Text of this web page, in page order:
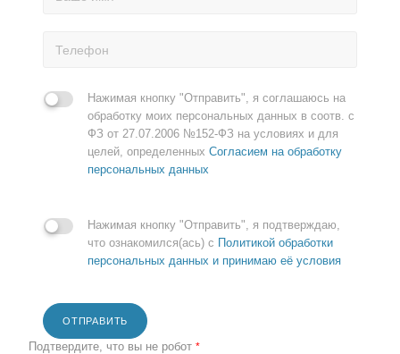
Нажимая кнопку "Отправить", я соглашаюсь на
обработку моих персональных данных в соотв. с
ФЗ от 27.07.2006 №152-ФЗ на условиях и для
целей, определенных Согласием на обработку
персональных данных
Нажимая кнопку "Отправить", я подтверждаю,
что ознакомился(ась) с Политикой обработки
персональных данных и принимаю её условия
ОТПРАВИТЬ
Подтвердите, что вы не робот *